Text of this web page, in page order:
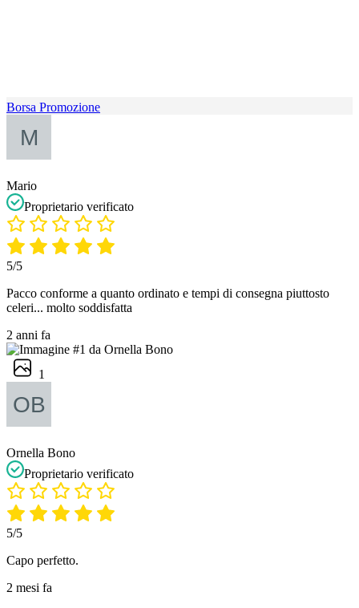
Borsa Promozione
Mario
Proprietario verificato
5/5
Pacco conforme a quanto ordinato e tempi di consegna piuttosto
celeri... molto soddisfatta
2 anni fa
1
Ornella Bono
Proprietario verificato
5/5
Capo perfetto.
2 mesi fa